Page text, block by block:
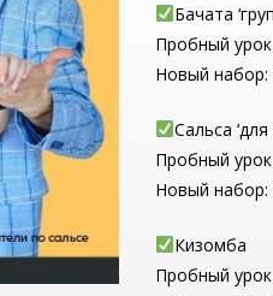
Бачата
Пробный
Новый набор:
Сальса
Пробный
Новый набор:
Кизомба
Пробный